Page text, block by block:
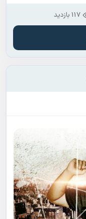
117 بازدید